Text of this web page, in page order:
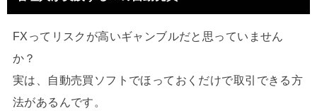
FXってリスクが高いギャンブルだと思っていません
か？
実は、自動売買ソフトでほっておくだけで取引できる方
法があるんです。